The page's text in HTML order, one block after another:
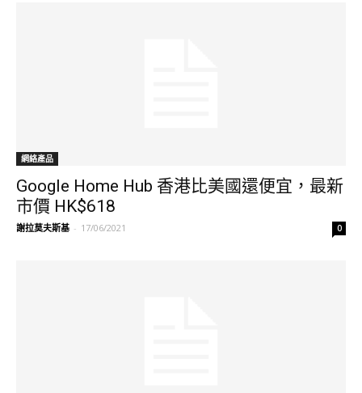
網絡產品
Google Home Hub 香港比美國還便宜，最新
市價 HK$618
謝拉莫夫斯基 - 17/06/2021 0